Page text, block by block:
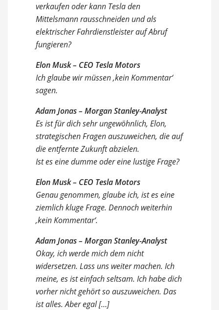
verkaufen oder kann Tesla den
Mittelsmann rausschneiden und als
elektrischer Fahrdienstleister auf Abruf
fungieren?
Elon Musk – CEO Tesla Motors
Ich glaube wir müssen ‚kein Kommentar‘
sagen.
Adam Jonas – Morgan Stanley-Analyst
Es ist für dich sehr ungewöhnlich, Elon,
strategischen Fragen auszuweichen, die auf
die entfernte Zukunft abzielen.
Ist es eine dumme oder eine lustige Frage?
Elon Musk – CEO Tesla Motors
Genau genommen, glaube ich, ist es eine
ziemlich kluge Frage. Dennoch weiterhin
‚kein Kommentar‘.
Adam Jonas – Morgan Stanley-Analyst
Okay, ich werde mich dem nicht
widersetzen. Lass uns weiter machen. Ich
meine, es ist einfach seltsam. Ich habe dich
vorher nicht gehört so auszuweichen. Das
ist alles. Aber egal […]